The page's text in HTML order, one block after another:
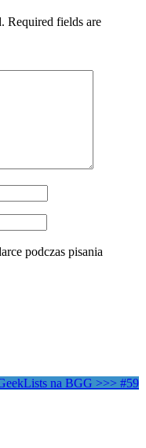
Required fields are
podczas pisania
na BGG >>> #59